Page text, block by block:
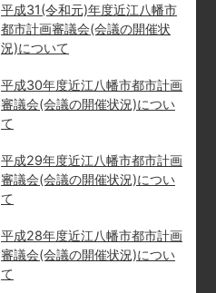
平成31(令和元)年度近江八幡市
都市計画審議会(会議の開催状
況)について
平成30年度近江八幡市都市計画
審議会(会議の開催状況)につい
て
平成29年度近江八幡市都市計画
審議会(会議の開催状況)につい
て
平成28年度近江八幡市都市計画
審議会(会議の開催状況)につい
て